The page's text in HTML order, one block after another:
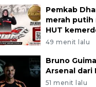
Pemkab
merah putih
HUT
49 menit lalu
Bruno
Arsenal dari
51 menit lalu